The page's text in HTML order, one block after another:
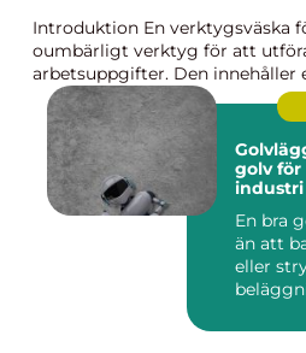
Introduktion En verktygsväska
oumbärligt verktyg för att
arbetsuppgifter. Den innehåller
golv för
industri
En bra
än att
eller